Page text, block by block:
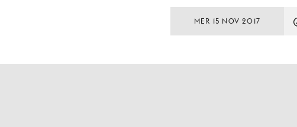
MER 15 NOV 2017